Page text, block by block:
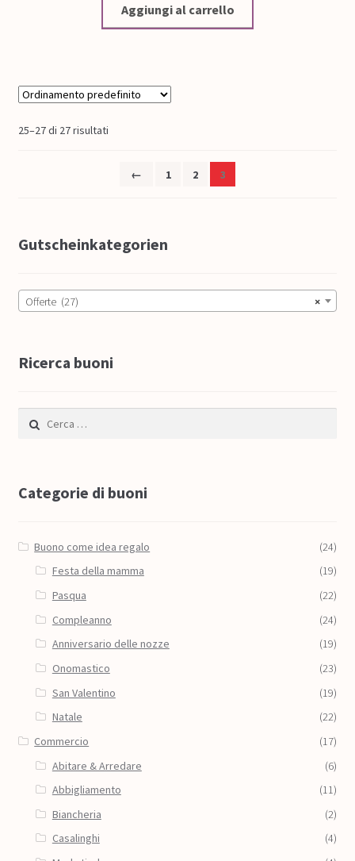
Aggiungi al carrello
25–27 di 27 risultati
← 1 2 3
Gutscheinkategorien
×
Offerte (27)
Ricerca buoni
Ricerca per:
Categorie di buoni
Buono come idea regalo
(24)
Festa della mamma
(19)
Pasqua
(22)
Compleanno
(24)
Anniversario delle nozze
(19)
Onomastico
(23)
San Valentino
(19)
Natale
(22)
Commercio
(17)
Abitare & Arredare
(6)
Abbigliamento
(11)
Biancheria
(2)
Casalinghi
(4)